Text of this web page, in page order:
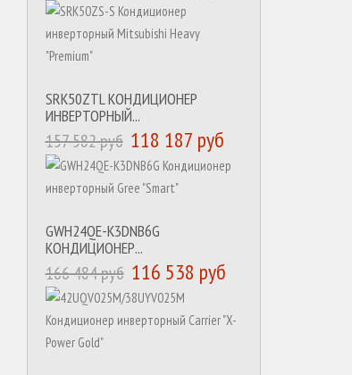
SRK50ZTL КОНДИЦИОНЕР
ИНВЕРТОРНЫЙ...
157 582 руб 118 187 руб
GWH24QE-K3DNB6G
КОНДИЦИОНЕР...
166 484 руб 116 538 руб